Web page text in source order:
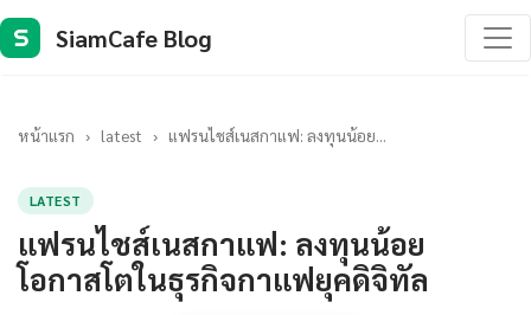
S SiamCafe Blog
หน้าแรก › latest › แฟรนไชส์เนสกาแฟ: ลงทุนน้อย...
LATEST
แฟรนไชส์เนสกาแฟ: ลงทุนน้อย
โอกาสโตในธุรกิจกาแฟยุคดิจิทัล